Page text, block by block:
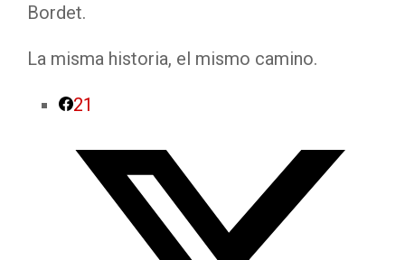
Bordet.
La misma historia, el mismo camino.
21